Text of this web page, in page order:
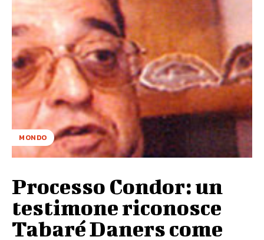
MONDO
Processo Condor: un
testimone riconosce
Tabaré Daners come